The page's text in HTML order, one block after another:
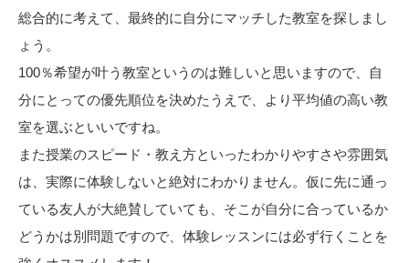
総合的に考えて、最終的に自分にマッチした教室を探しまし
ょう。
100％希望が叶う教室というのは難しいと思いますので、自
分にとっての優先順位を決めたうえで、より平均値の高い教
室を選ぶといいですね。
また授業のスピード・教え方といったわかりやすさや雰囲気
は、実際に体験しないと絶対にわかりません。仮に先に通っ
ている友人が大絶賛していても、そこが自分に合っているか
どうかは別問題ですので、体験レッスンには必ず行くことを